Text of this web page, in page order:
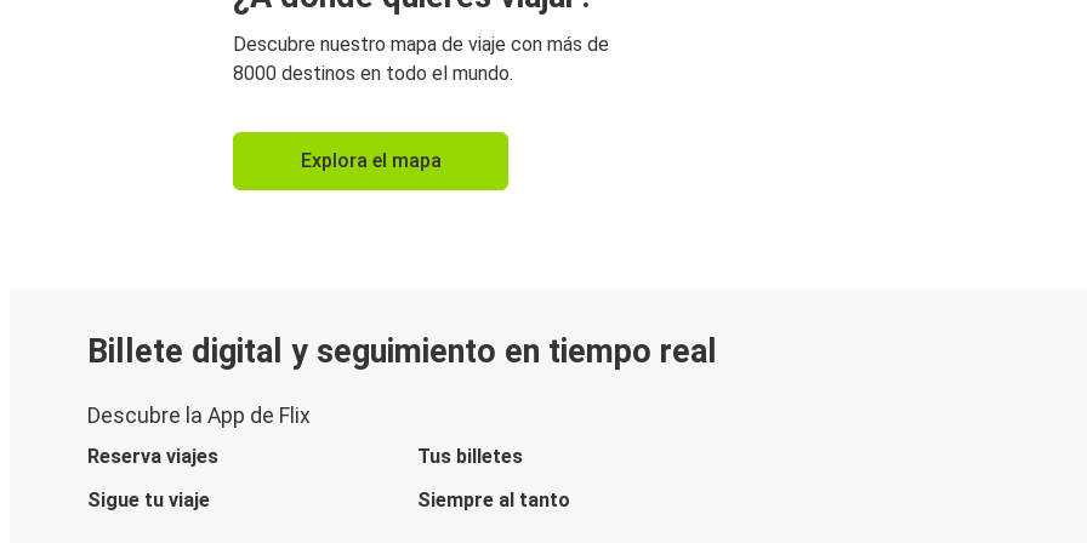
Descubre nuestro mapa de viaje con más de
8000 destinos en todo el mundo.
Explora el mapa
Billete digital y seguimiento en tiempo real
Descubre la App de Flix
Reserva viajes
Tus billetes
Sigue tu viaje
Siempre al tanto